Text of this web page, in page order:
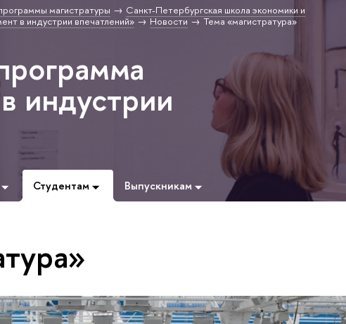
магистратуры
Санкт-Петербургская школа экономики и
в индустрии впечатлений» Новости Тема «магистратура»
индустрии
Студентам Выпускникам